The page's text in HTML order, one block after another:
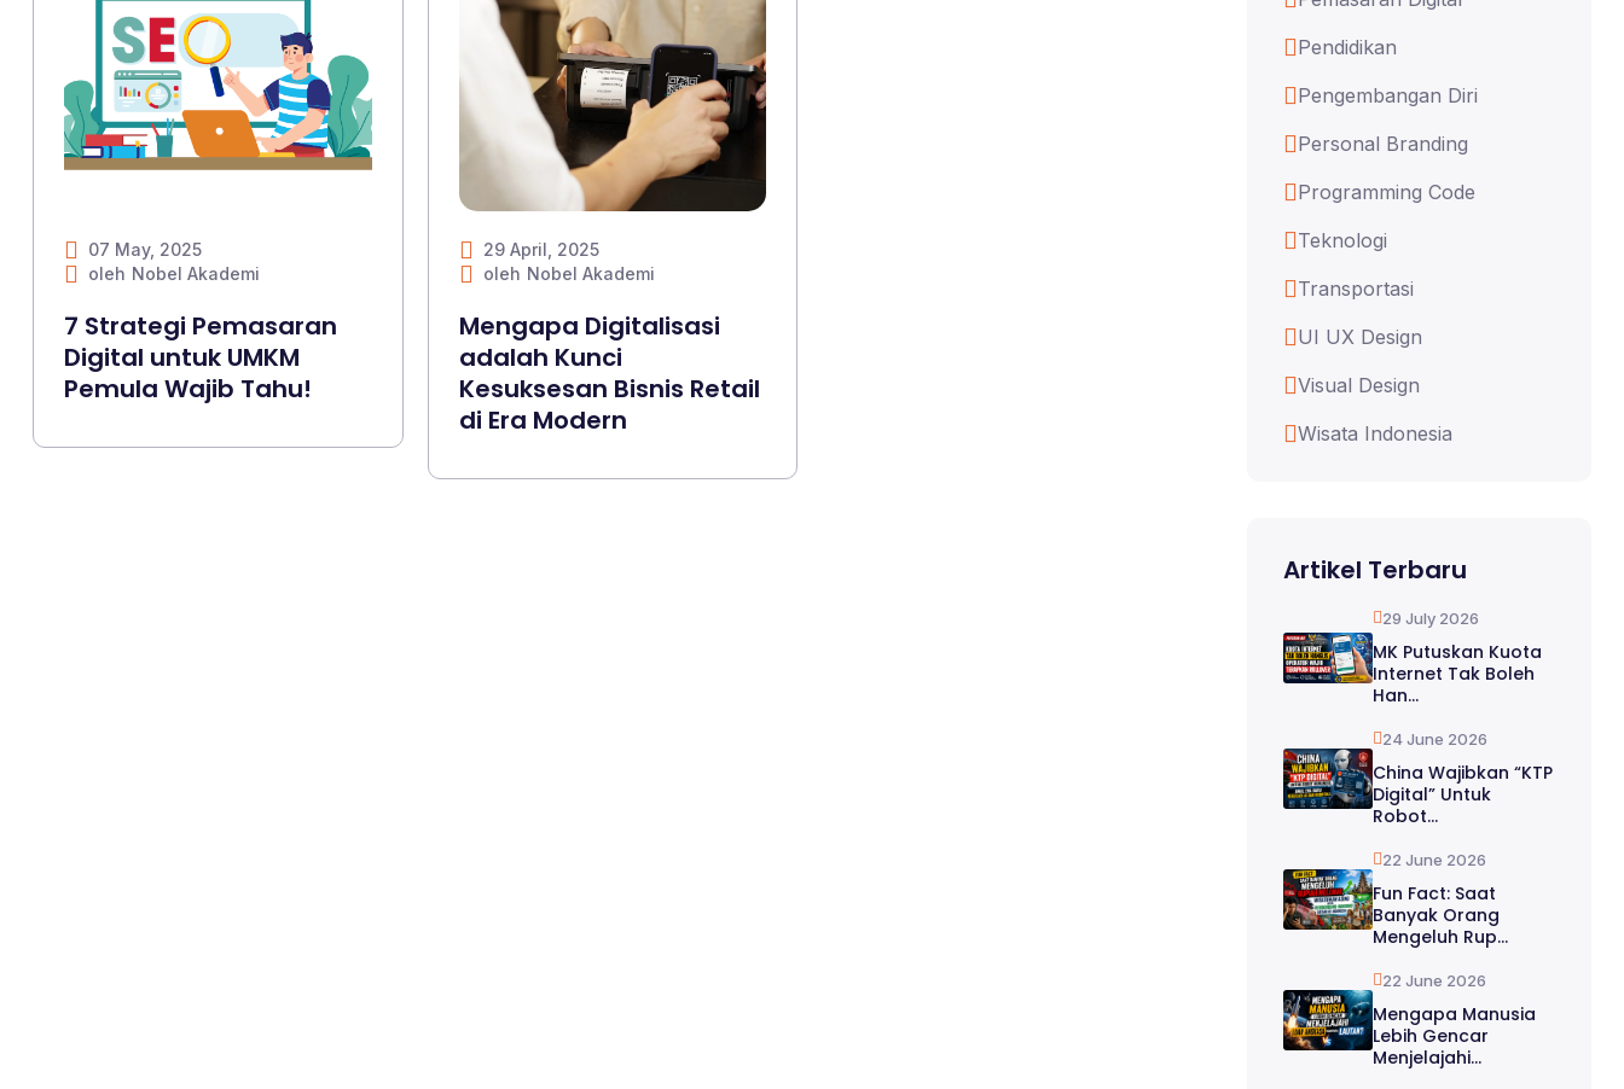
07 May, 2025
oleh Nobel Akademi
7 Strategi Pemasaran
Digital untuk UMKM
Pemula Wajib Tahu!
29 April, 2025
oleh Nobel Akademi
Mengapa Digitalisasi
adalah Kunci
Kesuksesan Bisnis Retail
di Era Modern
Pendidikan
Pengembangan Diri
Personal Branding
Programming Code
Teknologi
Transportasi
UI UX Design
Visual Design
Wisata Indonesia
Artikel Terbaru
29 July 2026
MK Putuskan Kuota
Internet Tak Boleh
Han...
24 June 2026
China Wajibkan “KTP
Digital” Untuk
Robot...
22 June 2026
Fun Fact: Saat
Banyak Orang
Mengeluh Rup...
22 June 2026
Mengapa Manusia
Lebih Gencar
Menjelajahi...